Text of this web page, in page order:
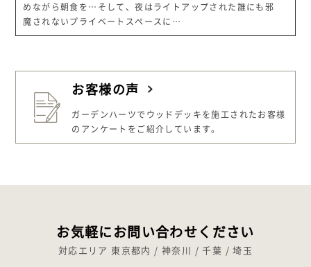
めながら朝食を…そして、夜はライトアップされた誰にも邪
魔されないプライベートスペースに…
お客様の声
ガーデンハーツでウッドデッキを施工されたお客様
のアンケートをご紹介しています。
お気軽にお問い合わせください
対応エリア 東京都内 / 神奈川 / 千葉 / 埼玉